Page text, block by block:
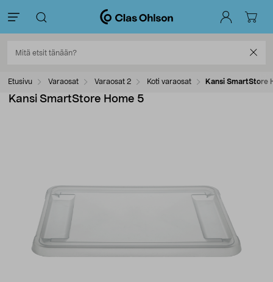
Etusivu Varaosat Varaosat 2 Koti varaosat Kansi SmartStore
Kansi SmartStore Home 5